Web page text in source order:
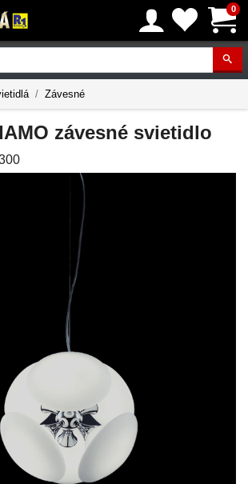
0
Závesné
závesné svietidlo